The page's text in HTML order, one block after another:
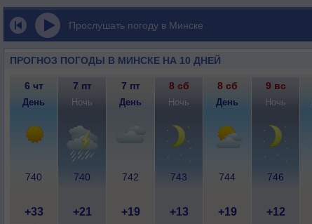
Прослушать погоду в Минске
ПРОГНОЗ ПОГОДЫ В МИНСКЕ НА 10 ДНЕЙ
6 чт 7 пт 7 пт 8 сб 8 сб 9 вс
День Ночь День Ночь День Ночь
740 740 742 743 744 746
+33 +21 +19 +13 +19 +12